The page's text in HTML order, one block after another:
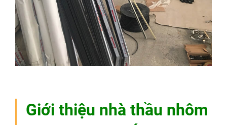
Giới thiệu nhà thầu nhôm